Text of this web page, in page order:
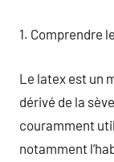
1. Comprendre
Le latex est un
dérivé de la
couramment
notamment